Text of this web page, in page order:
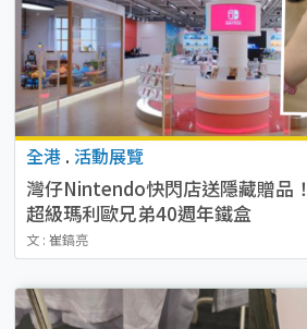
全港 . 活動展覽
灣仔Nintendo快閃店送隱藏贈品
超級瑪利歐兄弟40週年鐵盒
文 : 崔鎬亮